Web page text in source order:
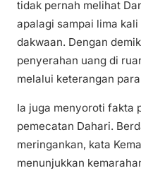
tidak pernah melihat
apalagi sampai lima
dakwaan. Dengan
penyerahan uang di
melalui keterangan
Ia juga menyoroti fakta
pemecatan Dahari.
meringankan, kata
menunjukkan